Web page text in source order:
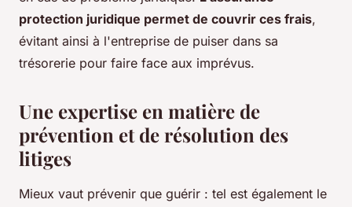
protection juridique permet de couvrir ces frais,
évitant ainsi à l'entreprise de puiser dans sa
trésorerie pour faire face aux imprévus.
Une expertise en matière de
prévention et de résolution des
litiges
Mieux vaut prévenir que guérir : tel est également le